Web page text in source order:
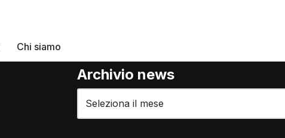
Chi siamo
Archivio news